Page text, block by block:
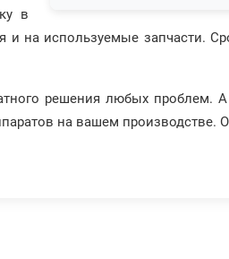
в
на используемые запчасти.
решения любых проблем.
на вашем производстве.